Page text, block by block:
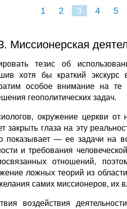
1 2 3 4 5
Миссионерская
тезис об
хотя бы краткий
особое внимание на те
геополитических задач.
окружение церкви от
закрыть глаза на эту
показывает — ее задачи на
и требования
отношений,
ложных теорий из
самих миссионеров, их
воздействия